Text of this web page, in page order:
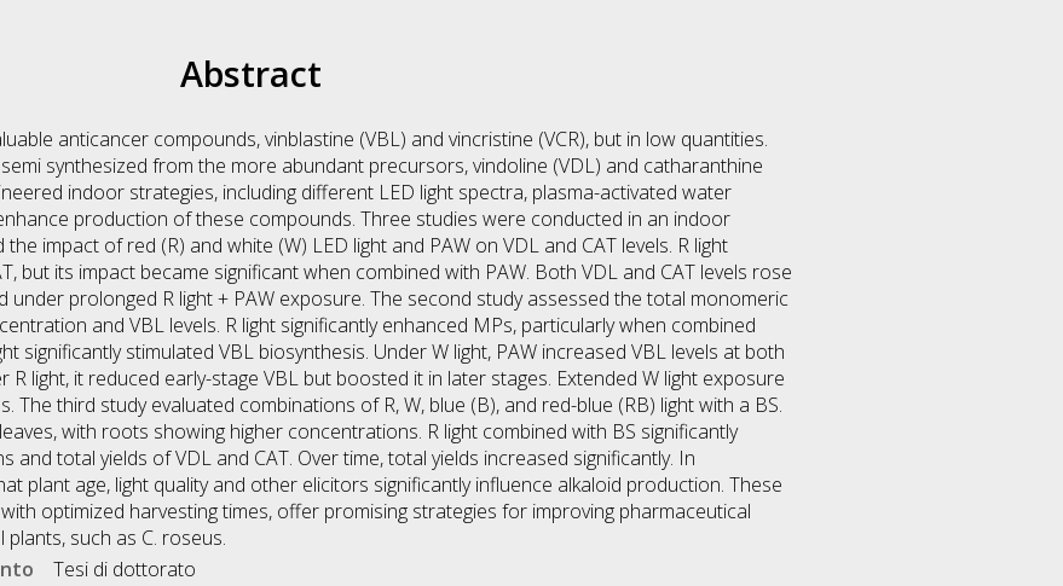
Abstract
anticancer compounds, vinblastine (VBL) and vincristine (VCR), but in low quantities.
synthesized from the more abundant precursors, vindoline (VDL) and catharanthine
indoor strategies, including different LED light spectra, plasma-activated water
production of these compounds. Three studies were conducted in an indoor
impact of red (R) and white (W) LED light and PAW on VDL and CAT levels. R light
but its impact became significant when combined with PAW. Both VDL and CAT levels rose
under prolonged R light + PAW exposure. The second study assessed the total monomeric
and VBL levels. R light significantly enhanced MPs, particularly when combined
significantly stimulated VBL biosynthesis. Under W light, PAW increased VBL levels at both
R light, it reduced early-stage VBL but boosted it in later stages. Extended W light exposure
The third study evaluated combinations of R, W, blue (B), and red-blue (RB) light with a BS.
with roots showing higher concentrations. R light combined with BS significantly
total yields of VDL and CAT. Over time, total yields increased significantly. In
plant age, light quality and other elicitors significantly influence alkaloid production. These
optimized harvesting times, offer promising strategies for improving pharmaceutical
such as C. roseus.
Tesi di dottorato